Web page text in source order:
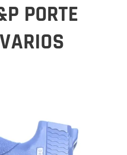
PORTE